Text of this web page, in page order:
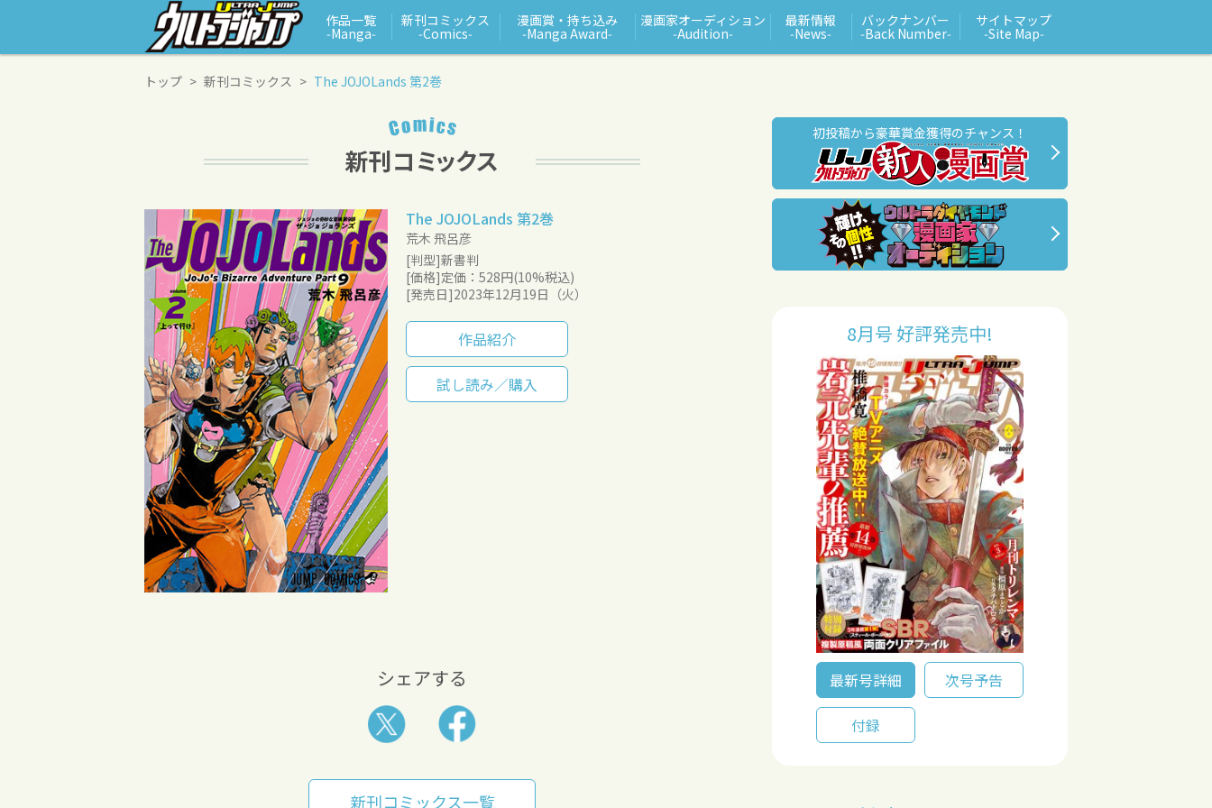
作品一覧
‑Manga‑
新刊コミックス
‑Comics‑
漫画賞・持ち込み
‑Manga Award‑
漫画家オーディション
‑Audition‑
最新情報
‑News‑
バックナンバー
‑Back Number‑
サイトマップ
‑Site Map‑
トップ 新刊コミックス The JOJOLands 第2巻
The JOJOLands 第2巻
荒木 飛呂彦
[判型]新書判
[価格]定価：528円(10%税込)
[発売日]2023年12月19日（火）
作品紹介
試し読み／購入
シェアする
新刊コミックス一覧
初投稿から豪華賞金獲得のチャンス！
8月号 好評発売中!
最新号詳細 次号予告
付録